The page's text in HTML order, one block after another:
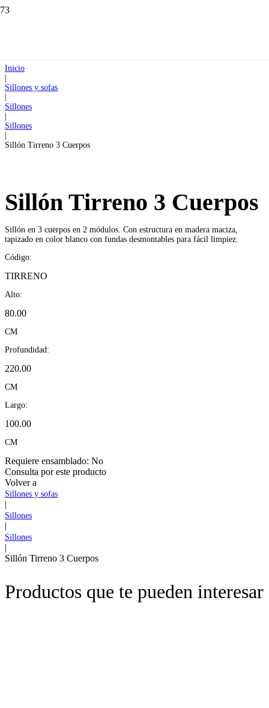
Inicio
Sillones y sofas
Sillones
Sillones
Sillón Tirreno 3 Cuerpos
Sillón Tirreno 3 Cuerpos
Sillón en 3 cuerpos en 2 módulos. Con estructura en madera maciza,
tapizado en color blanco con fundas desmontables para fácil limpiez.
Código:
TIRRENO
Alto:
80.00
CM
Profundidad:
220.00
CM
Largo:
100.00
CM
Requiere ensamblado: No
Consulta por este producto
Volver a
Sillones y sofas
|
Sillones
|
Sillones
|
Sillón Tirreno 3 Cuerpos
Productos que te pueden interesar